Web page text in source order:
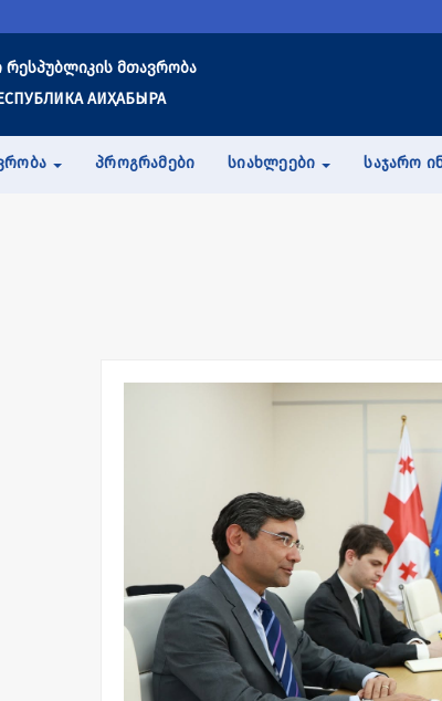
მთავრობა
АИҲАБЫРА
ᲞᲠᲝᲒᲠᲐᲛᲔᲑᲘ ᲡᲘᲐᲮᲚᲔᲔᲑᲘ ᲡᲐᲯᲐᲠᲝ